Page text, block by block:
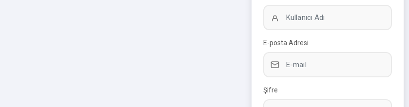
E-posta Adresi
Şifre